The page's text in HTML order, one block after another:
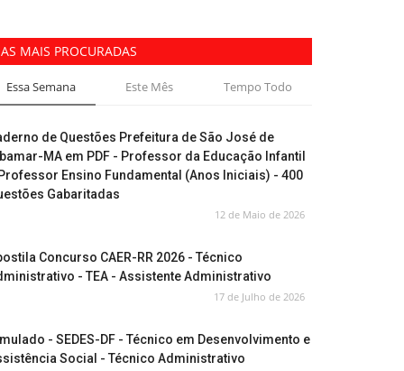
AS MAIS PROCURADAS
Essa Semana Este Mês Tempo Todo
de Questões Prefeitura de São José de
MA em PDF - Professor da Educação Infantil
Ensino Fundamental (Anos Iniciais) - 400
Gabaritadas
12 de Maio de 2026
Concurso CAER-RR 2026 - Técnico
- TEA - Assistente Administrativo
17 de Julho de 2026
- SEDES-DF - Técnico em Desenvolvimento e
Social - Técnico Administrativo